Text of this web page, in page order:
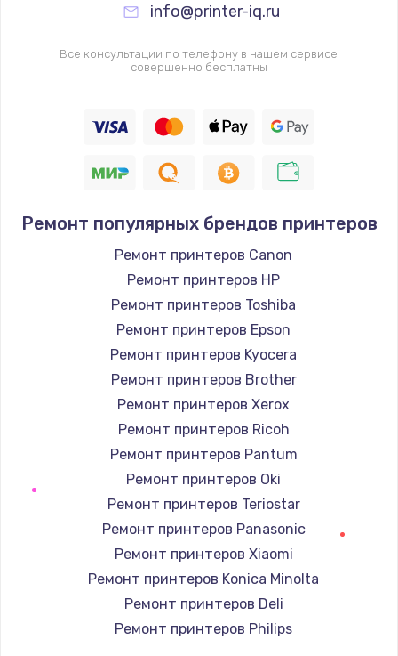
info@printer-iq.ru
Все консультации по телефону в нашем сервисе
совершенно бесплатны
Ремонт популярных брендов принтеров
Ремонт принтеров Canon
Ремонт принтеров HP
Ремонт принтеров Toshiba
Ремонт принтеров Epson
Ремонт принтеров Kyocera
Ремонт принтеров Brother
Ремонт принтеров Xerox
Ремонт принтеров Ricoh
Ремонт принтеров Pantum
Ремонт принтеров Oki
Ремонт принтеров Teriostar
Ремонт принтеров Panasonic
Ремонт принтеров Xiaomi
Ремонт принтеров Konica Minolta
Ремонт принтеров Deli
Ремонт принтеров Philips